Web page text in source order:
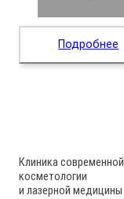
Подробнее
Клиника современной
косметологии
и лазерной медицины